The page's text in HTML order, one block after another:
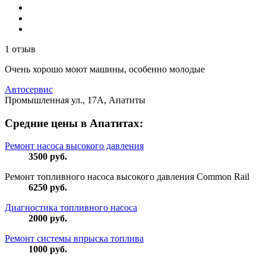
1 отзыв
Очень хорошо моют машины, особенно молодые
Автосервис
Промышленная ул., 17А, Апатиты
Средние цены в Апатитах:
Ремонт насоса высокого давления
3500 руб.
Ремонт топливного насоса высокого давления Common Rail
6250 руб.
Диагностика топливного насоса
2000 руб.
Ремонт системы впрыска топлива
1000 руб.